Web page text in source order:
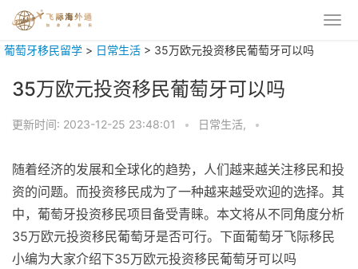
葡萄牙移民留学 > 日常生活 > 35万欧元投资移民葡萄牙可以吗
35万欧元投资移民葡萄牙可以吗
更新时间: 2023-12-25 23:48:01 • 日常生活, •
随着经济的发展和全球化的趋势，人们越来越关注移民和投
资的问题。而投资移民成为了一种越来越受欢迎的选择。其
中，葡萄牙投资移民项目备受青睐。本文将从不同角度分析
35万欧元投资移民葡萄牙是否可行。下面葡萄牙飞际移民
小编为大家介绍下35万欧元投资移民葡萄牙可以吗